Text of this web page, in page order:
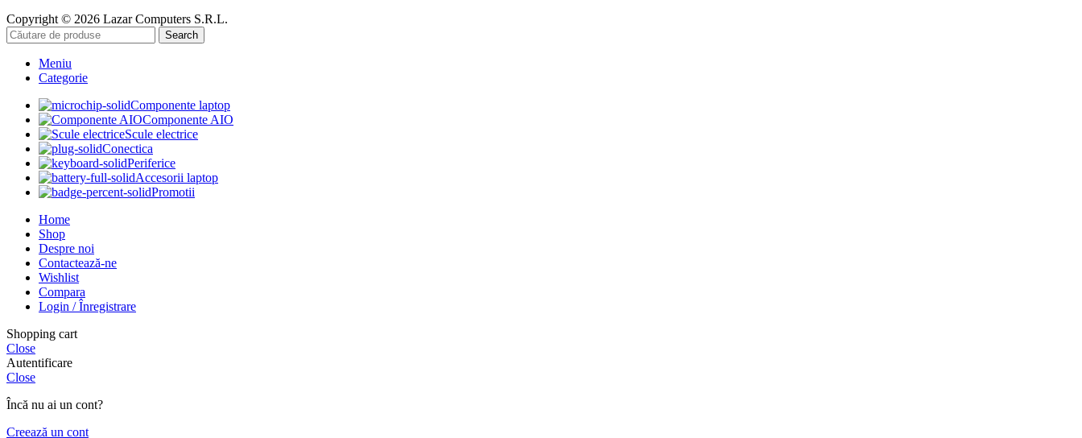
Copyright © 2026 Lazar Computers S.R.L.
Search
Meniu
Categorie
Componente laptop
Componente AIO
Scule electrice
Conectica
Periferice
Accesorii laptop
Promotii
Home
Shop
Despre noi
Contactează-ne
Wishlist
Compara
Login / Înregistrare
Shopping cart
Close
Autentificare
Close
Încă nu ai un cont?
Creează un cont